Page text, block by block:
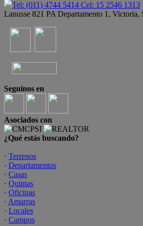
Tel: (011) 4744 5414 Cel: 15 2546 1313
Lanusse 821 PA Departamento 1, Victoria,
Seguinos en
Asociados con
¿Qué estás buscando?
· Terrenos
· Departamentos
· Casas
· Quintas
· Oficinas
· Amarras
· Locales
· Campos